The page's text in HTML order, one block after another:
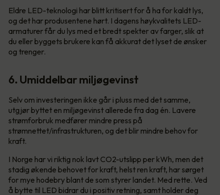
Eldre LED-teknologi har blitt kritisert for å ha for kaldt lys,
og det har produsentene hørt. I dagens høykvalitets LED-
armaturer får du lys med et bredt spekter av farger, slik at
du eller byggets brukere kan få akkurat det lyset de ønsker
og trenger.
6. Umiddelbar miljøgevinst
Selv om investeringen ikke går i pluss med det samme,
utgjør byttet en miljøgevinst allerede fra dag én. Lavere
strømforbruk medfører mindre press på
strømnettet/infrastrukturen, og det blir mindre behov for
kraft.
I Norge har vi riktig nok lavt CO2-utslipp per kWh, men det
stadig økende behovet for kraft, helst ren kraft, har sørget
for mye hodebry blant de som styrer landet. Med rette. Ved
å bytte til LED bidrar du i positiv retning, samt holder deg